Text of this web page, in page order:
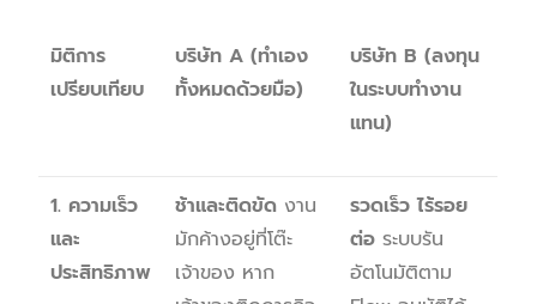
มิติการ
เปรียบเทียบ
บริษัทA (ทำเอง
ทั้งหมดด้วยมือ)
บริษัท B (ลงทุน
ในระบบทำงาน
แทน)
1. ความเร็ว
และ
ประสิทธิภาพ
ช้าและติดขัด งาน
มักค้างอยู่ที่โต๊ะ
เจ้าของ หาก
รวดเร็ว ไร้รอย
ต่อ ระบบรัน
อัตโนมัติตาม